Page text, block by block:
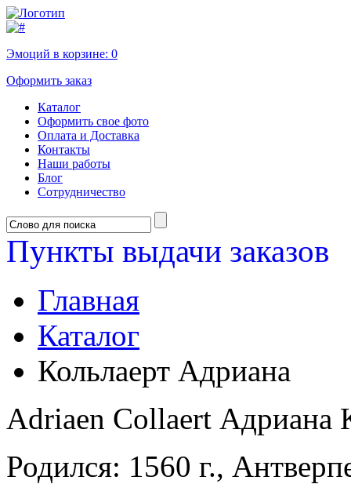
Эмоций в корзине: 0
Оформить заказ
Каталог
Оформить свое фото
Оплата и Доставка
Контакты
Наши работы
Блог
Сотрудничество
Пункты выдачи заказов
Главная
Каталог
Кольлаерт Адриана
Adriaen Collaert Адриана
Родился: 1560 г.,